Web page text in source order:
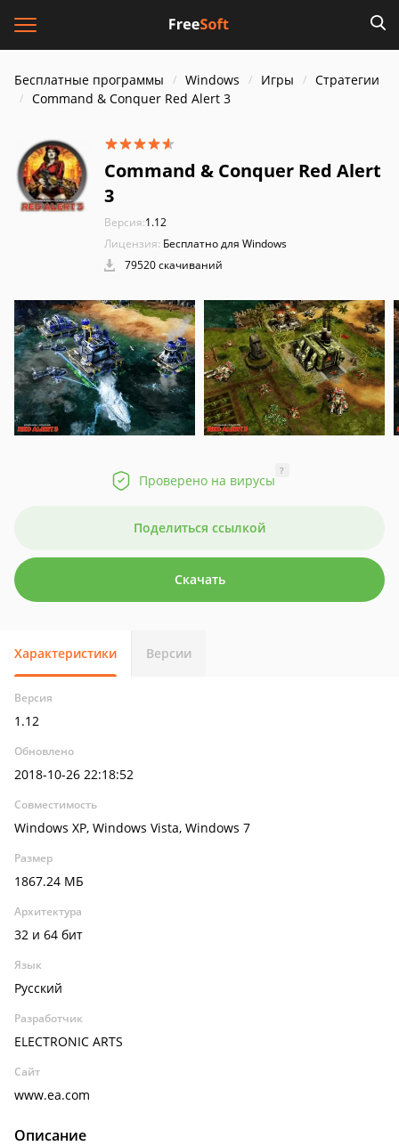
Бесплатные программы Windows Игры
Стратегии
Command & Conquer Red Alert 3
Command & Conquer Red Alert
3
Версия:1.12
Лицензия: Бесплатно для Windows
79520 скачиваний
Проверено на вирусы
?
Поделиться ссылкой
Скачать
Характеристики Версии
Версия
1.12
Обновлено
2018-10-26 22:18:52
Совместимость
Windows XP, Windows Vista, Windows 7
Размер
1867.24 МБ
Архитектура
32 и 64 бит
Язык
Русский
Разработчик
ELECTRONIC ARTS
Сайт
www.ea.com
Описание